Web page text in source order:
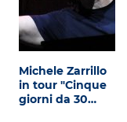
Michele Zarrillo
in tour "Cinque
giorni da 30…